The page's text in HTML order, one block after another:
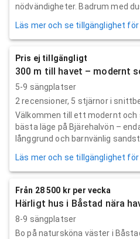
nödvändigheter. Badrum med
Läs mer och se tillgänglighet
Pris ej tillgängligt
300 m till havet – modernt
5-9 sängplatser
2 recensioner, 5 stjärnor i
Välkommen till ett modernt
bästa läge på Bjärehalvön –
långgrund och barnvänlig
Läs mer och se tillgänglighet
Från 28 500 kr per vecka
Härligt hus i Båstad nära
8-9 sängplatser
Bo på natursköna väster i